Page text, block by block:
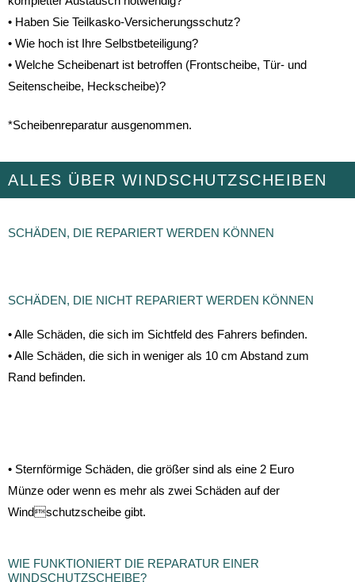
• Haben Sie Teilkasko-Versicherungsschutz?
• Wie hoch ist Ihre Selbstbeteiligung?
• Welche Scheibenart ist betroffen (Frontscheibe, Tür- und
Seitenscheibe, Heckscheibe)?
*Scheibenreparatur ausgenommen.
ALLES ÜBER WINDSCHUTZSCHEIBEN
SCHÄDEN, DIE REPARIERT WERDEN KÖNNEN
SCHÄDEN, DIE NICHT REPARIERT WERDEN KÖNNEN
• Alle Schäden, die sich im Sichtfeld des Fahrers befinden.
• Alle Schäden, die sich in weniger als 10 cm Abstand zum
Rand befinden.
• Sternförmige Schäden, die größer sind als eine 2 Euro
Münze oder wenn es mehr als zwei Schäden auf der
Windschutzscheibe gibt.
WIE FUNKTIONIERT DIE REPARATUR EINER
WINDSCHUTZSCHEIBE?